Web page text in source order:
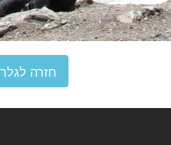
חזרה